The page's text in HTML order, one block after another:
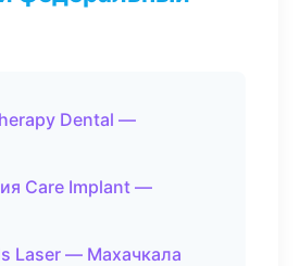
Dental —
Care Implant —
Laser — Махачкала